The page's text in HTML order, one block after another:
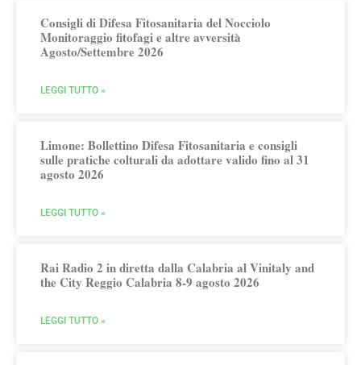
Consigli di Difesa Fitosanitaria del Nocciolo
Monitoraggio fitofagi e altre avversità
Agosto/Settembre 2026
LEGGI TUTTO »
Limone: Bollettino Difesa Fitosanitaria e consigli
sulle pratiche colturali da adottare valido fino al 31
agosto 2026
LEGGI TUTTO »
Rai Radio 2 in diretta dalla Calabria al Vinitaly and
the City Reggio Calabria 8-9 agosto 2026
LEGGI TUTTO »